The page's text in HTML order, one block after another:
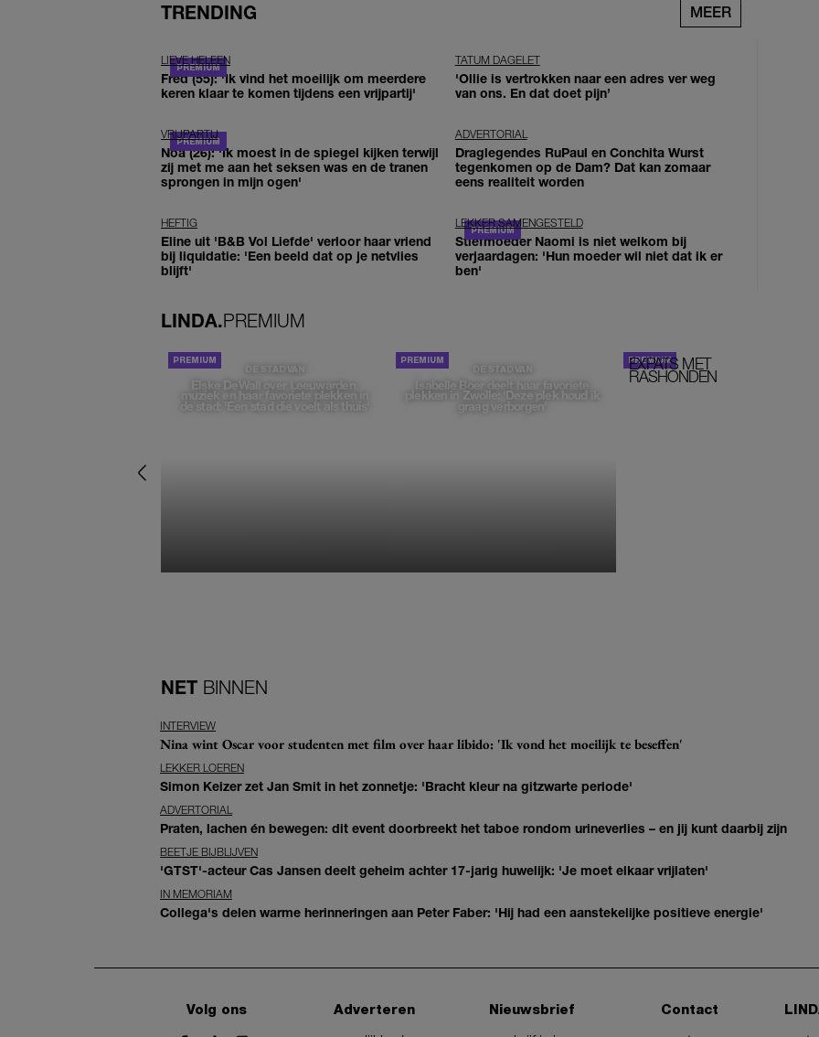
TRENDING MEER
LIEVE HELEEN
Fred (55): 'Ik vind het moeilijk om meerdere
keren klaar te komen tijdens een vrijpartij'
TATUM DAGELET
'Ollie is vertrokken naar een adres ver weg
van ons. En dat doet pijn’
VRIJPARTIJ
Noa (26): 'Ik moest in de spiegel kijken terwijl
zij met me aan het seksen was en de tranen
sprongen in mijn ogen'
ADVERTORIAL
Draglegendes RuPaul en Conchita Wurst
tegenkomen op de Dam? Dat kan zomaar
eens realiteit worden
HEFTIG
Eline uit 'B&B Vol Liefde' verloor haar vriend
bij liquidatie: 'Een beeld dat op je netvlies
blijft'
LEKKER SAMENGESTELD
Stiefmoeder Naomi is niet welkom bij
verjaardagen: 'Hun moeder wil niet dat ik er
ben'
LINDA.PREMIUM
DE STAD VAN
Elske DeWall over Leeuwarden,
muziek en haar favoriete plekken in
de stad: 'Een stad die voelt als thuis'
DE STAD VAN
Isabelle Boer deelt haar favoriete
plekken in Zwolle: 'Deze plek houd ik
graag verborgen'
EXPATS MET
RASHONDEN
NET BINNEN
INTERVIEW
Nina wint Oscar voor studenten met film over haar libido: 'Ik vond het moeilijk te beseffen'
LEKKER LOEREN
Simon Keizer zet Jan Smit in het zonnetje: 'Bracht kleur na gitzwarte periode'
ADVERTORIAL
Praten, lachen én bewegen: dit event doorbreekt het taboe rondom urineverlies – en jij kunt daarbij zijn
BEETJE BIJBLIJVEN
'GTST'-acteur Cas Jansen deelt geheim achter 17-jarig huwelijk: 'Je moet elkaar vrijlaten'
IN MEMORIAM
Collega's delen warme herinneringen aan Peter Faber: 'Hij had een aanstekelijke positieve energie'
Volg ons
Adverteren
Nieuwsbrief
Contact